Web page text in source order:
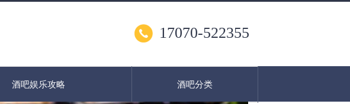
17070-522355
酒吧娱乐攻略 酒吧分类